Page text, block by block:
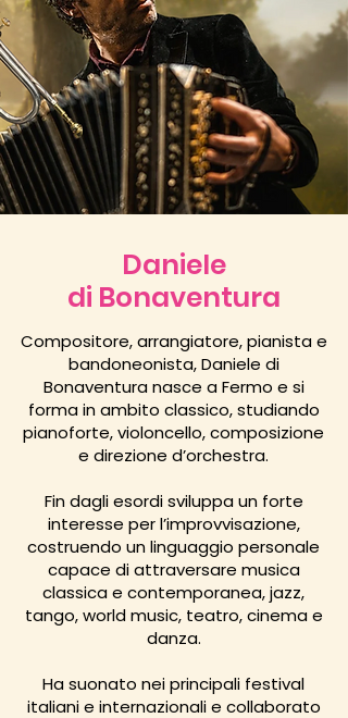
Daniele
di Bonaventura
Compositore, arrangiatore, pianista e
bandoneonista, Daniele di
Bonaventura nasce a Fermo e si
forma in ambito classico, studiando
pianoforte, violoncello, composizione
e direzione d’orchestra.
Fin dagli esordi sviluppa un forte
interesse per l’improvvisazione,
costruendo un linguaggio personale
capace di attraversare musica
classica e contemporanea, jazz,
tango, world music, teatro, cinema e
danza.
Ha suonato nei principali festival
italiani e internazionali e collaborato